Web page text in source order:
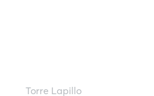
Torre Lapillo